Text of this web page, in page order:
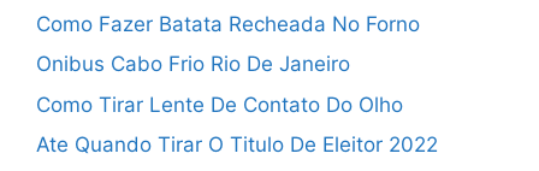
Como Fazer Batata Recheada No Forno
Onibus Cabo Frio Rio De Janeiro
Como Tirar Lente De Contato Do Olho
Ate Quando Tirar O Titulo De Eleitor 2022